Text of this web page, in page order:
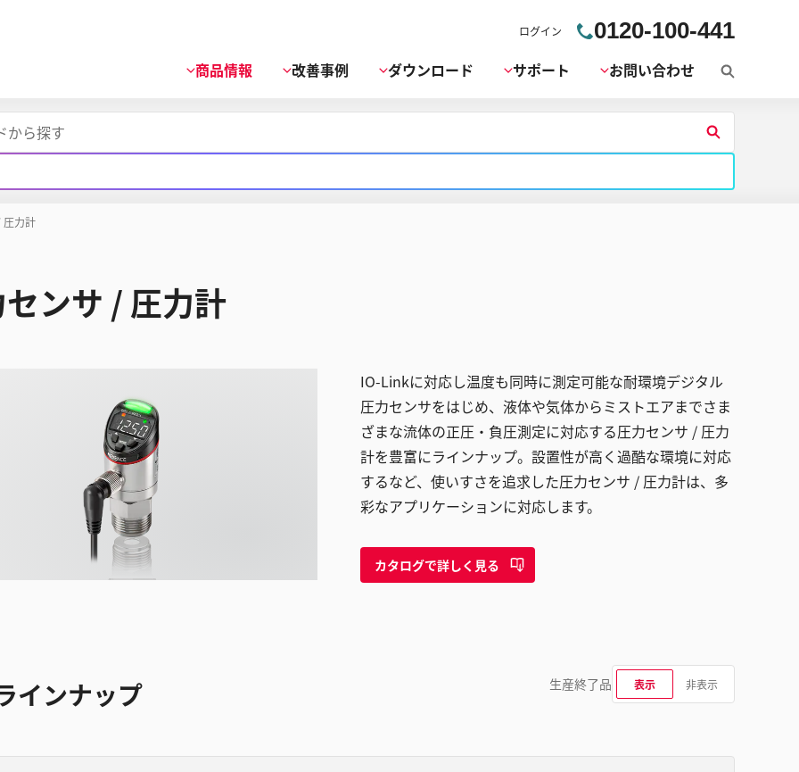
ログイン 0120-100-441
商品情報 改善事例 ダウンロード サポート お問い合わせ
検
索
る
圧力計
ンサ / 圧力計
IO-Linkに対応し温度も同時に測定可能な耐環境デジタル
圧力センサをはじめ、液体や気体からミストエアまでさま
ざまな流体の正圧・負圧測定に対応する圧力センサ / 圧力
計を豊富にラインナップ。設置性が高く過酷な環境に対応
するなど、使いすさを追求した圧力センサ / 圧力計は、多
彩なアプリケーションに対応します。
カタログで詳しく見る
インナップ 生産終了品 表示 非表示